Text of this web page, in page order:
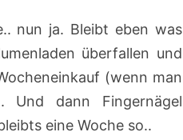
nun ja. Bleibt eben was
überfallen und
(wenn man
Und dann Fingernägel
eine Woche so..